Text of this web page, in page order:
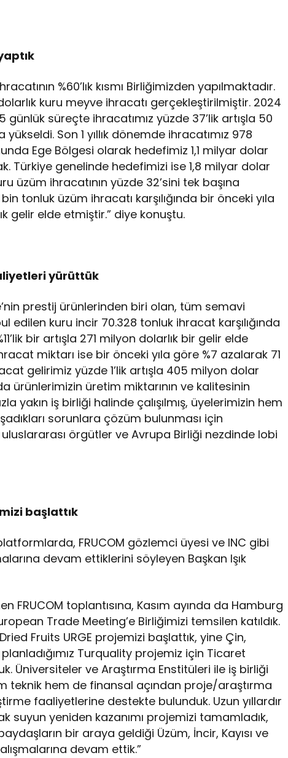
%60’lık kısmı Birliğimizden yapılmaktadır.
kuru meyve ihracatı gerçekleştirilmiştir. 2024
günlük süreçte ihracatımız yüzde 37’lik artışla 50
Son 1 yıllık dönemde ihracatımız 978
Ege Bölgesi olarak hedefimiz 1,1 milyar dolar
Türkiye genelinde hedefimizi ise 1,8 milyar dolar
üzüm ihracatının yüzde 32’sini tek başına
tonluk üzüm ihracatı karşılığında bir önceki yıla
gelir elde etmiştir.” diye konuştu.
yürüttük
prestij ürünlerinden biri olan, tüm semavi
edilen kuru incir 70.328 tonluk ihracat karşılığında
bir artışla 271 milyon dolarlık bir gelir elde
miktarı ise bir önceki yıla göre %7 azalarak 71
gelirimiz yüzde 1’lik artışla 405 milyon dolar
ürünlerimizin üretim miktarının ve kalitesinin
yakın iş birliği halinde çalışılmış, üyelerimizin hem
sorunlara çözüm bulunması için
uluslararası örgütler ve Avrupa Birliği nezdinde lobi
başlattık
FRUCOM gözlemci üyesi ve INC gibi
devam ettiklerini söyleyen Başkan Işık
FRUCOM toplantısına, Kasım ayında da Hamburg
Trade Meeting’e Birliğimizi temsilen katıldık.
Fruits URGE projemizi başlattık, yine Çin,
Turquality projemiz için Ticaret
Üniversiteler ve Araştırma Enstitüleri ile iş birliği
teknik hem de finansal açından proje/araştırma
faaliyetlerine destekte bulunduk. Uzun yıllardır
suyun yeniden kazanımı projemizi tamamladık,
bir araya geldiği Üzüm, İncir, Kayısı ve
devam ettik.”